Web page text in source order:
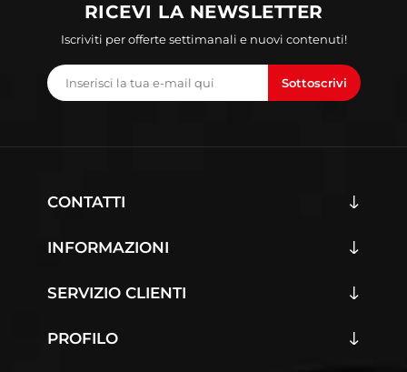
RICEVI LA NEWSLETTER
Iscriviti per offerte settimanali e nuovi contenuti!
Sottoscrivi
CONTATTI
INFORMAZIONI
SERVIZIO CLIENTI
PROFILO